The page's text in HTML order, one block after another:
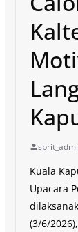
Kuala
Upacara
(3/6/